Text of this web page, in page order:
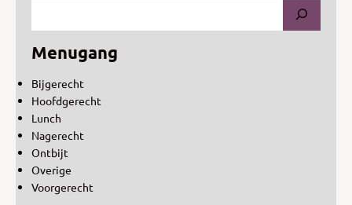
Menugang
Bijgerecht
Hoofdgerecht
Lunch
Nagerecht
Ontbijt
Overige
Voorgerecht